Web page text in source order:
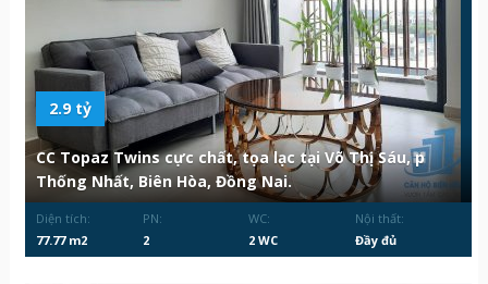
2.9 tỷ
CC Topaz Twins cực chất, tọa lạc tại Võ Thị Sáu, p
Thống Nhất, Biên Hòa, Đồng Nai.
Diện tích:
77.77 m2
PN:
2
WC:
2 WC
Nội thất:
Đầy đủ